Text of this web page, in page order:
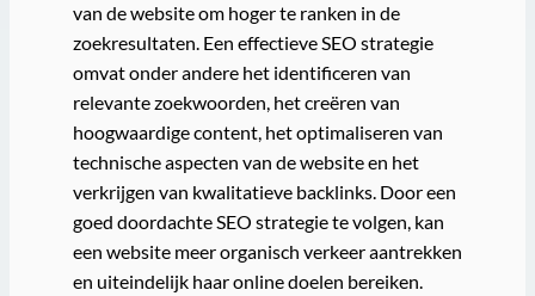
van de website om hoger te ranken in de
zoekresultaten. Een effectieve SEO strategie
omvat onder andere het identificeren van
relevante zoekwoorden, het creëren van
hoogwaardige content, het optimaliseren van
technische aspecten van de website en het
verkrijgen van kwalitatieve backlinks. Door een
goed doordachte SEO strategie te volgen, kan
een website meer organisch verkeer aantrekken
en uiteindelijk haar online doelen bereiken.